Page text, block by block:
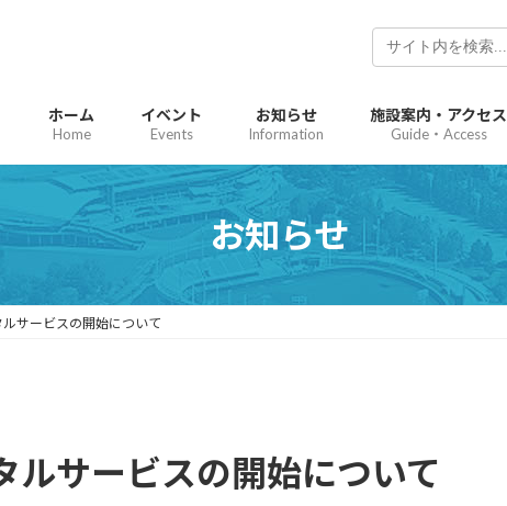
ホーム
Home
イベント
Events
お知らせ
Information
施設案内・アクセス
Guide・Access
お知らせ
ルサービスの開始について
ルサービスの開始について